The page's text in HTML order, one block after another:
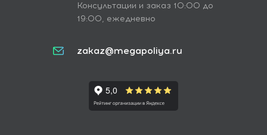
Консультации и заказ 10:00 до
19:00, ежедневно
zakaz@megapoliya.ru